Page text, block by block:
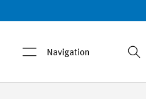
Navigation